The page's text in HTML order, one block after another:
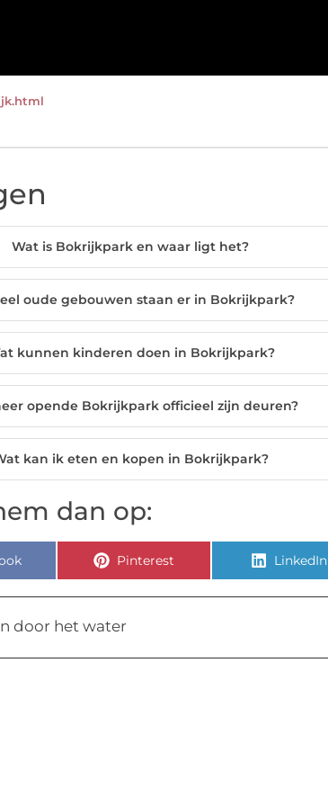
Wat is Bokrijkpark en waar ligt het?
oude gebouwen staan er in Bokrijkpark?
kunnen kinderen doen in Bokrijkpark?
opende Bokrijkpark officieel zijn deuren?
kan ik eten en kopen in Bokrijkpark?
dan op:
Pinterest LinkedIn
door het water